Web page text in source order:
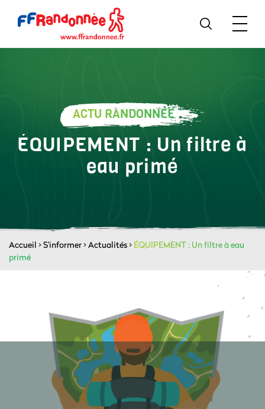
ACTU RANDONNÉE
ÉQUIPEMENT : Un filtre à
eau primé
Accueil >S'informer>Actualités> ÉQUIPEMENT : Un filtre à eau
primé